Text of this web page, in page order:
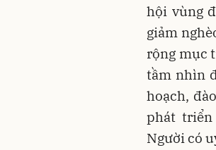
hội vùng
giảm
rộng mục
tầm nhìn
hoạch,
phát triển
Người có